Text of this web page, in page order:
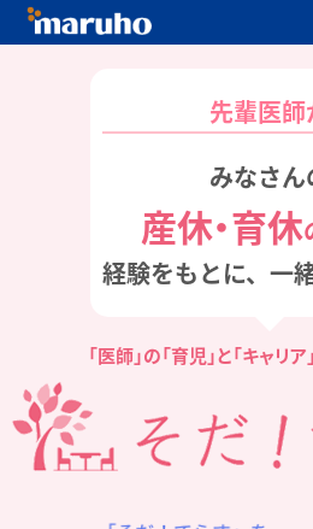
先輩医師
みなさん
産休・育休
経験をもとに、一
「医師」の「育児」と「キャリ